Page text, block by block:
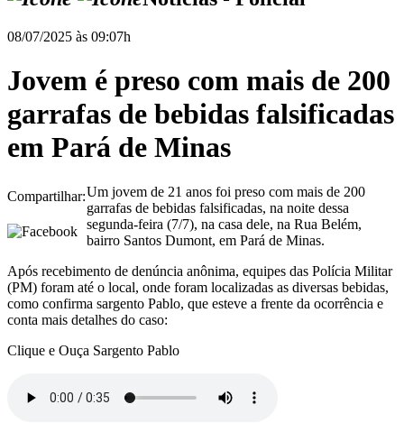
08/07/2025 às 09:07h
Jovem é preso com mais de 200
garrafas de bebidas falsificadas
em Pará de Minas
Compartilhar:Um jovem de 21 anos foi preso com mais de 200
garrafas de bebidas falsificadas, na noite dessa
segunda-feira (7/7), na casa dele, na Rua Belém,
bairro Santos Dumont, em Pará de Minas.
Após recebimento de denúncia anônima, equipes das Polícia Militar
(PM) foram até o local, onde foram localizadas as diversas bebidas,
como confirma sargento Pablo, que esteve a frente da ocorrência e
conta mais detalhes do caso:
Clique e Ouça Sargento Pablo